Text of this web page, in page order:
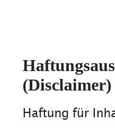
(Disclaimer)
Haftung für